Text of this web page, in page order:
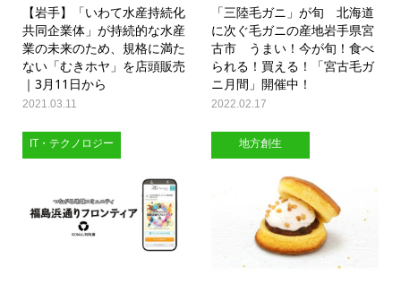
【岩手】「いわて水産持続化
共同企業体」が持続的な水産
業の未来のため、規格に満た
ない「むきホヤ」を店頭販売
｜3月11日から
2021.03.11
「三陸毛ガニ」が旬 北海道
に次ぐ毛ガニの産地岩手県宮
古市 うまい！今が旬！食べ
られる！買える！「宮古毛ガ
ニ月間」開催中！
2022.02.17
IT・テクノロジー 地方創生